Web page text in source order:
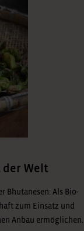
der Welt
Bhutanesen: Als Bio-
zum Einsatz und
Anbau ermöglichen.